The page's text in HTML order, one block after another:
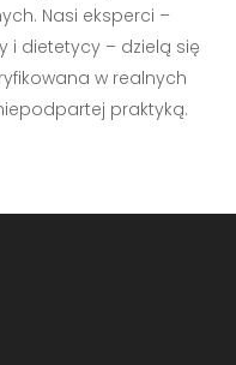
Nasi eksperci –
i dietetycy – dzielą się
w realnych
praktyką.